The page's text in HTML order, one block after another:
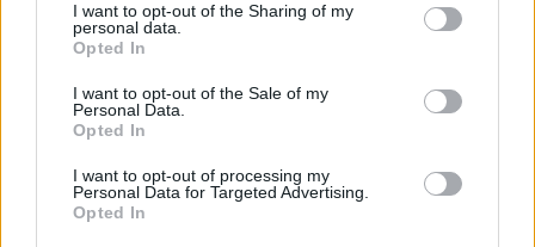
I want to opt-out of the Sharing of my
personal data.
Opted In
I want to opt-out of the Sale of my
Personal Data.
Opted In
I want to opt-out of processing my
Personal Data for Targeted Advertising.
Opted In
Teksaso valstiją siaubia vienas didžiausių
visų laikų gaisrų: evakuojami gyventojai ir
Žinios 2024-02-28